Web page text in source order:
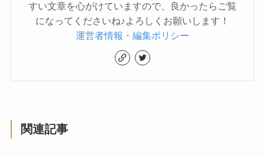
すい文章を心がけていますので、良かったらご覧
になってくださいね♪よろしくお願いします！
運営者情報・編集ポリシー
関連記事